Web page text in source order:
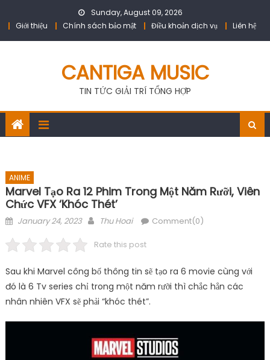
Sunday, August 09, 2026
Giới thiệu
Chính sách bảo mật Điều khoản dịch vụ Liên hệ
CANTIGA MUSIC
TIN TỨC GIẢI TRÍ TỔNG HỢP
ANIME
Marvel Tạo Ra 12 Phim Trong Một Năm Rưỡi, Viên
Chức VFX ‘khóc Thét’
Posted
January 24, 2023 Author
Thu Hoai Comment(0)
Rate this post
Sau khi Marvel công bố thông tin sẽ tạo ra 6 movie cùng với
đó là 6 Tv series chỉ trong một năm rưỡi thì chắc hẳn các
nhân nhiên VFX sẽ phải “khóc thét”.